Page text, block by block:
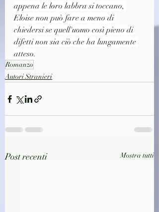
appena le loro labbra si toccano,
Eloise non può fare a meno di
chiedersi se quell'uomo così pieno di
difetti non sia ciò che ha lungamente
atteso.
Romanzo
Autori Stranieri
Post recenti Mostra tutti